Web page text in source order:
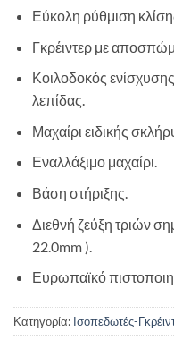
Εύκολη ρύθμιση
Γκρέιντερ με
Κοιλοδοκός
λεπίδας.
Μαχαίρι ειδικής
Εναλλάξιμο μαχαίρι.
Βάση στήριξης.
Διεθνή ζεύξη τριών
22.0mm ).
Ευρωπαϊκό
Κατηγορία: Ισοπεδωτές-